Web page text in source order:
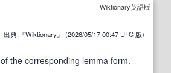
Wiktionary英語版
出典:『Wiktionary』 (2026/05/17 00:47 UTC 版)
of the corresponding lemma form.